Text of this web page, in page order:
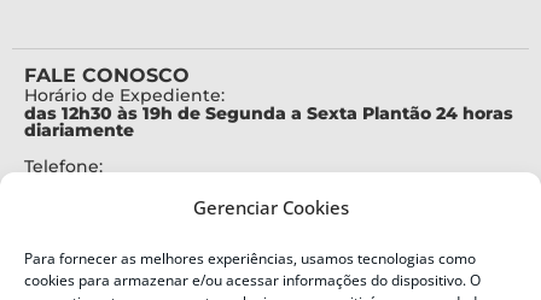
Gerenciar Cookies
Para fornecer as melhores experiências, usamos tecnologias como
cookies para armazenar e/ou acessar informações do dispositivo. O
FALE CONOSCO
Horário de Expediente:
das 12h30 às 19h de Segunda a Sexta Plantão 24 horas
diariamente
Telefone:
Alertas Defesa Civil:
SMS 40199